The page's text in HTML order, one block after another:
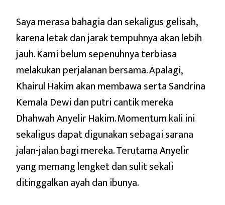
Saya merasa bahagia dan sekaligus gelisah,
karena letak dan jarak tempuhnya akan lebih
jauh. Kami belum sepenuhnya terbiasa
melakukan perjalanan bersama. Apalagi,
Khairul Hakim akan membawa serta Sandrina
Kemala Dewi dan putri cantik mereka
Dhahwah Anyelir Hakim. Momentum kali ini
sekaligus dapat digunakan sebagai sarana
jalan-jalan bagi mereka. Terutama Anyelir
yang memang lengket dan sulit sekali
ditinggalkan ayah dan ibunya.